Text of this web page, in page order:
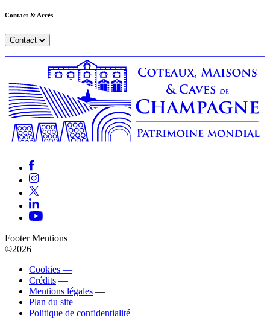
Contact & Accès
Contact
Footer Mentions
©2026
Cookies —
Crédits —
Mentions légales —
Plan du site —
Politique de confidentialité